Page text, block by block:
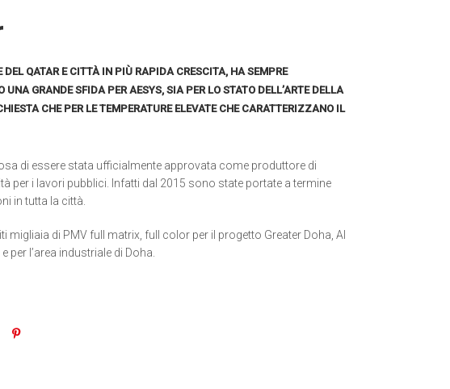
DEL QATAR E CITTÀ IN PIÙ RAPIDA CRESCITA, HA SEMPRE
UNA GRANDE SFIDA PER AESYS, SIA PER LO STATO DELL’ARTE DELLA
CHE PER LE TEMPERATURE ELEVATE CHE CARATTERIZZANO IL
di essere stata ufficialmente approvata come produttore di
per i lavori pubblici. Infatti dal 2015 sono state portate a termine
in tutta la città.
migliaia di PMV full matrix, full color per il progetto Greater Doha, Al
per l’area industriale di Doha.